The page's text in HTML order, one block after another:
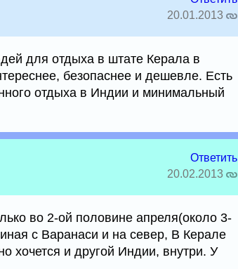
20.01.2013
для отдыха в штате Керала в
безопаснее и дешевле. Есть
отдыха в Индии и минимальный
Ответить
20.02.2013
во 2-ой половине апреля(около 3-
с Варанаси и на север, В Керале
хочется и другой Индии, внутри. У